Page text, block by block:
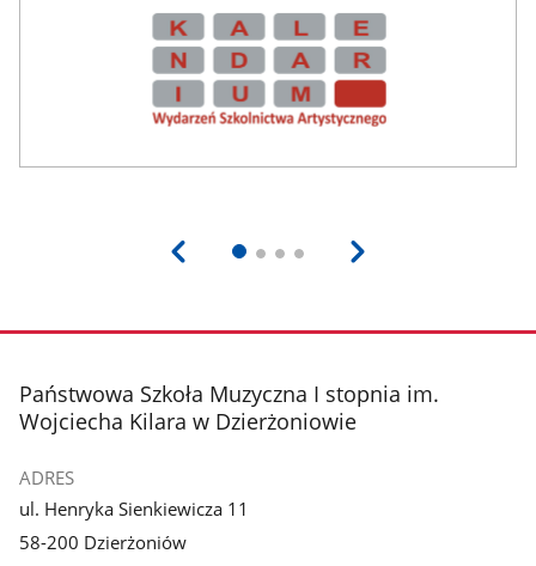
stopka
Państwowa Szkoła Muzyczna I stopnia im.
Wojciecha Kilara w Dzierżoniowie
ADRES
ul. Henryka Sienkiewicza 11
58-200 Dzierżoniów